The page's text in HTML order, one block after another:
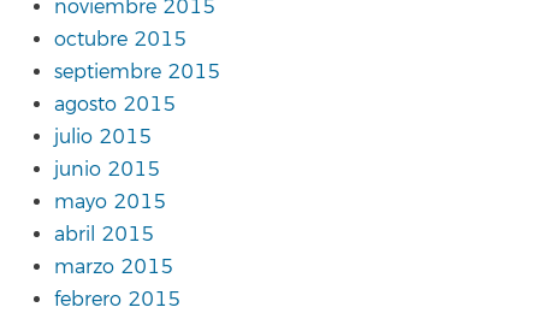
noviembre 2015
octubre 2015
septiembre 2015
agosto 2015
julio 2015
junio 2015
mayo 2015
abril 2015
marzo 2015
febrero 2015